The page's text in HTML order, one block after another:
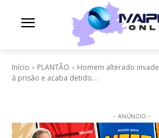
Início PLANTÃO
Homem alterado
à prisão e acaba detido...
- ANÚNCIO -